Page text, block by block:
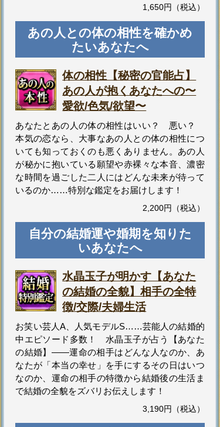
1,650円（税込）
あの人との体の相性を確かめ
たいあなたへ
体の相性【秘密の官能占】
あの人が抱くあなたへの〜
愛欲/色気/欲望〜
あなたとあの人の体の相性はいい？ 悪い？
本気の恋なら、大事なあの人との体の相性につ
いても知っておくのも悪くありません。あの人
が秘かに抱いている願望や赤裸々な本音、濃密
な時間を過ごした二人にはどんな未来が待って
いるのか……特別な鑑定をお届けします！
2,200円（税込）
自分の結婚運や婚期を知りた
いあなたへ
水晶玉子が明かす【あなた
の結婚の全貌】相手の全特
徴/交際/夫婦生活
お笑い芸人A、人気モデルS……芸能人の結婚的
中エピソード多数！ 水晶玉子が占う【あなた
の結婚】――運命の相手はどんな人なのか、あ
なたが「本当の幸せ」を手にするその日はいつ
なのか、運命の相手の特徴から結婚後の生活ま
で結婚の全貌をズバリお伝えします！
3,190円（税込）